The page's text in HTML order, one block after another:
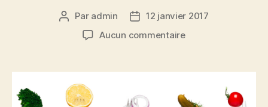
Auteur
l’article
Par admin
Date12 janvier 2017
Aucun commentairesur
2017